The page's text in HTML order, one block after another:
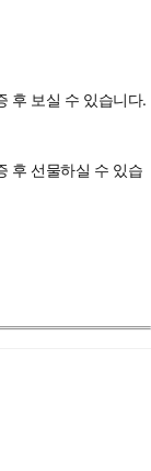
후 보실 수 있습니다.
후 선물하실 수 있습